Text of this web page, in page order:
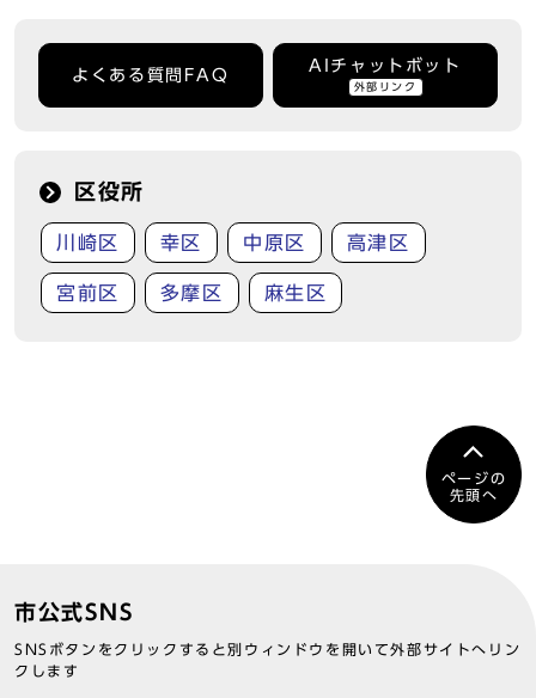
よくある質問FAQ
AIチャットボット
外部リンク
区役所
川崎区 幸区 中原区 高津区
宮前区 多摩区 麻生区
ページの
先頭へ
市公式SNS
SNSボタンをクリックすると別ウィンドウを開いて外部サイトへリン
クします